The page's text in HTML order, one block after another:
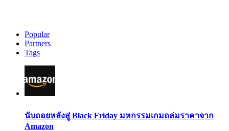
Popular
Partners
Tags
นับถอยหลังสู่ Black Friday มหกรรมเกมถล่มราคาจาก
Amazon